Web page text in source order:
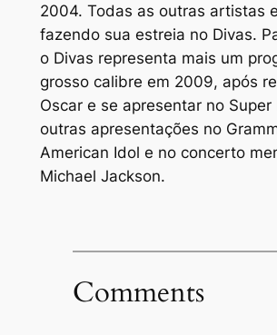
2004. Todas as outras artistas
fazendo sua estreia no Divas.
o Divas representa mais um
grosso calibre em 2009, após
Oscar e se apresentar no Super
outras apresentações no
American Idol e no concerto
Michael Jackson.
Comments